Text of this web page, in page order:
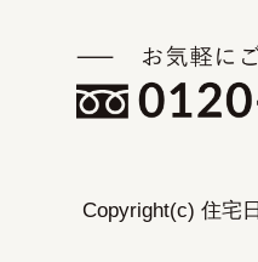
Copyright(c) 住宅